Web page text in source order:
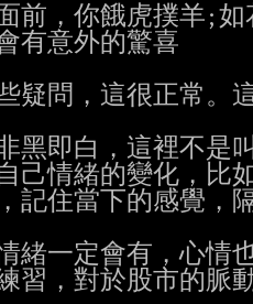
前，你餓虎撲羊;
有意外的驚喜
疑問，這很正常。
黑即白，這裡不是
己情緒的變化，比
記住當下的感覺，
緒一定會有，心情
習，對於股市的脈